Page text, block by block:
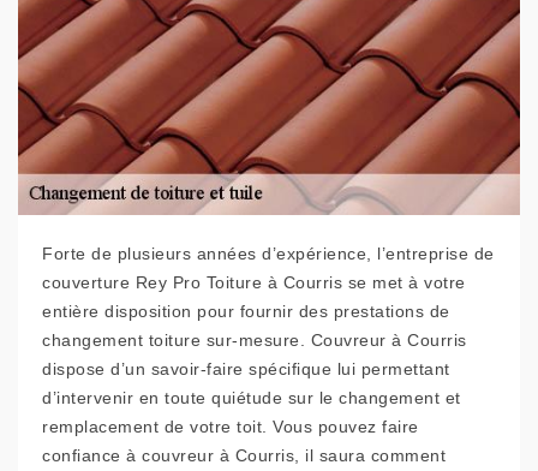
Forte de plusieurs années d’expérience, l’entreprise de
couverture Rey Pro Toiture à Courris se met à votre
entière disposition pour fournir des prestations de
changement toiture sur-mesure. Couvreur à Courris
dispose d’un savoir-faire spécifique lui permettant
d’intervenir en toute quiétude sur le changement et
remplacement de votre toit. Vous pouvez faire
confiance à couvreur à Courris, il saura comment